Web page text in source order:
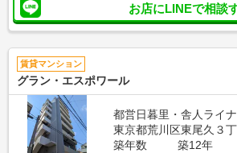
お店にLINEで相談
賃貸マンション
グラン・エスポワール
都営日暮里・舎人ライ
東京都荒川区東尾久３丁
築年数
築12年